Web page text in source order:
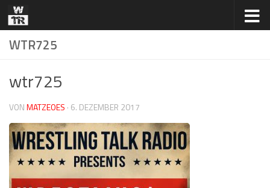
Zum Inhalt springen
WTR725
wtr725
VONMATZEOES · 6. DEZEMBER 2017